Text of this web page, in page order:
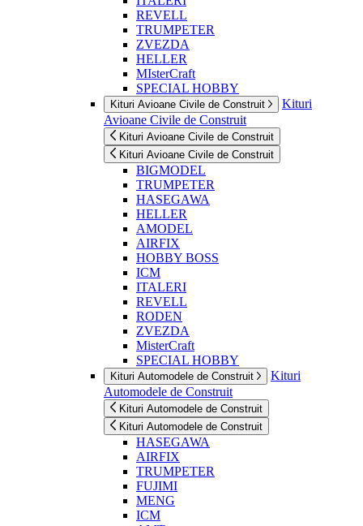
REVELL
TRUMPETER
ZVEZDA
HELLER
MIsterCraft
SPECIAL HOBBY
Kituri Avioane Civile de Construit
Kituri
Avioane Civile de Construit
Kituri Avioane Civile de Construit
Kituri Avioane Civile de Construit
BIGMODEL
TRUMPETER
HASEGAWA
HELLER
AMODEL
AIRFIX
HOBBY BOSS
ICM
ITALERI
REVELL
RODEN
ZVEZDA
MisterCraft
SPECIAL HOBBY
Kituri Automodele de Construit
Kituri
Automodele de Construit
Kituri Automodele de Construit
Kituri Automodele de Construit
HASEGAWA
AIRFIX
TRUMPETER
FUJIMI
MENG
ICM